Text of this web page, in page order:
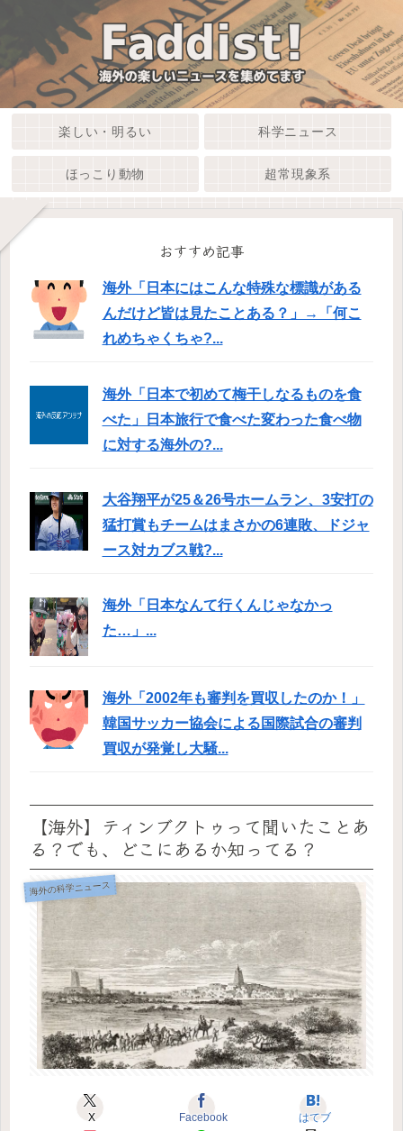
楽しい・明るい 科学ニュース
ほっこり動物 超常現象系
おすすめ記事
海外「日本にはこんな特殊な標識がある
んだけど皆は見たことある？」→「何こ
れめちゃくちゃ?...
海外「日本で初めて梅干しなるものを食
べた」日本旅行で食べた変わった食べ物
に対する海外の?...
大谷翔平が25＆26号ホームラン、3安打の
猛打賞もチームはまさかの6連敗、ドジャ
ース対カブス戦?...
海外「日本なんて行くんじゃなかっ
た…」...
海外「2002年も審判を買収したのか！」
韓国サッカー協会による国際試合の審判
買収が発覚し大騒...
【海外】ティンブクトゥって聞いたことあ
る？でも、どこにあるか知ってる？
海外の科学ニュース
X Facebook はてブ